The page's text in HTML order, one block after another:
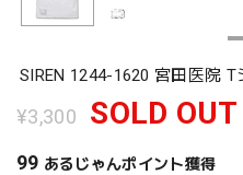
SIREN 1244-1620 宮田医院
¥3,300 SOLD OUT
99 あるじゃんポイント獲得